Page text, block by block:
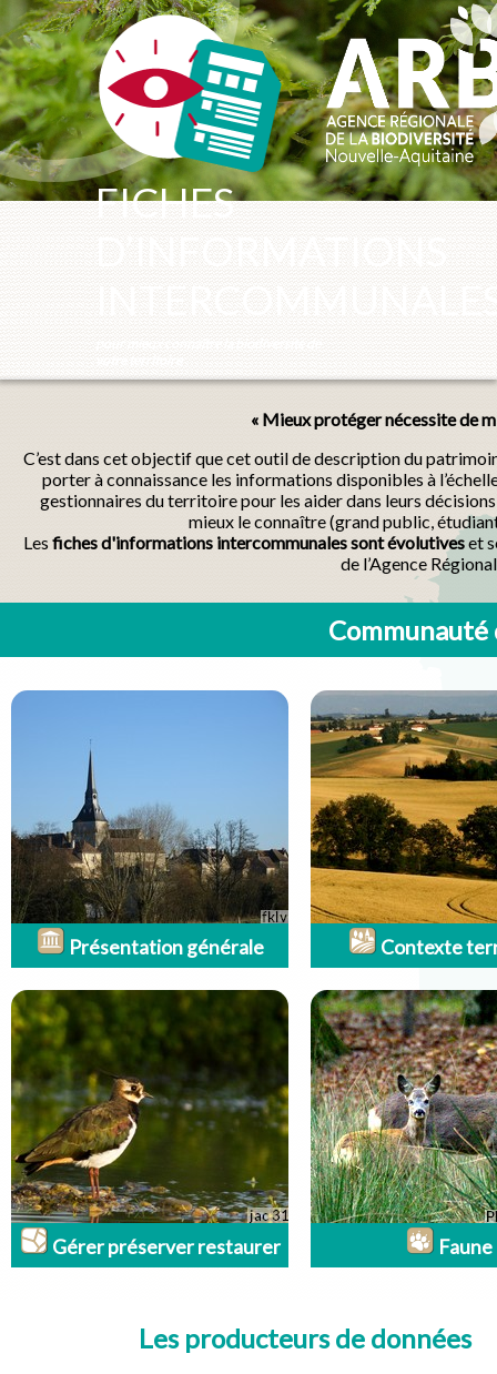
FICHES
« Mieux protéger nécessite de
C’est dans cet objectif que cet outil de description du
porter à connaissance les informations disponibles à
gestionnaires du territoire pour les aider dans leurs
mieux le connaître (grand public,
Les fiches d'informations intercommunales sont évolutiveset
de l’Agence
Présentation générale Contexte
Gérer préserver restaurer Faune
Les producteurs de données
Panneau de gestion des cookies